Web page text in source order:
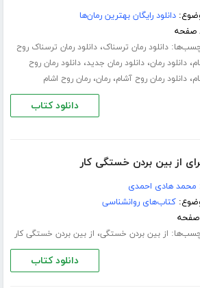
دانلود رایگان بهترین رمان‌ها
دانلود رمان ترسناک،دانلود رمان ترسناک روح
،دانلود رمان،دانلود رمان جدید،دانلود رمان روح
،دانلود رمان روح آشام،رمان،رمان روح اشام
دانلود کتاب
محمد هادی احمدی
کتاب‌های روانشناسی
از بین بردن خستگی، از بین بردن خستگی کار
دانلود کتاب